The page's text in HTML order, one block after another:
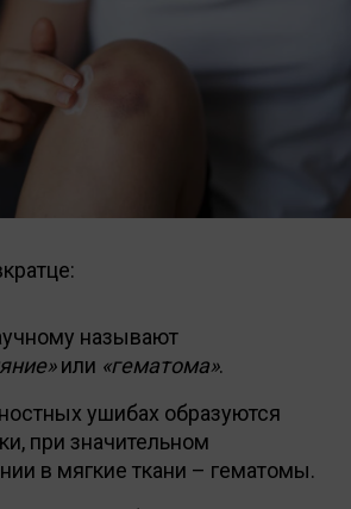
называют
или «гематома».
ушибах образуются
при значительном
в мягкие ткани – гематомы.